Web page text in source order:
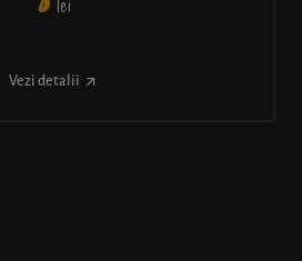
lei
Vezi detalii